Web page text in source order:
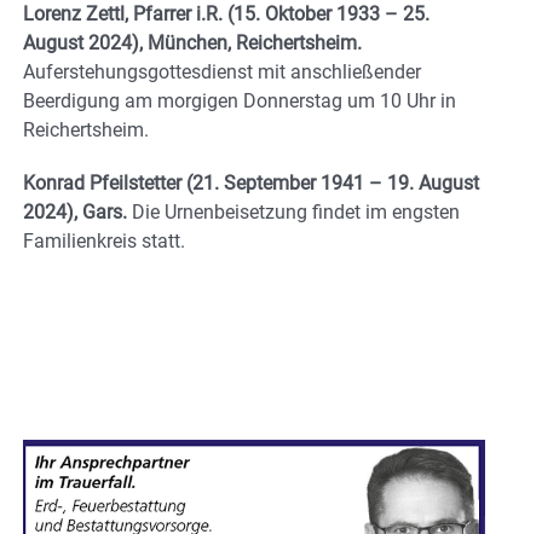
Lorenz Zettl, Pfarrer i.R. (15. Oktober 1933 – 25.
August 2024), München, Reichertsheim.
Auferstehungsgottesdienst mit anschließender
Beerdigung am morgigen Donnerstag um 10 Uhr in
Reichertsheim.
Konrad Pfeilstetter (21. September 1941 – 19. August
2024), Gars. Die Urnenbeisetzung findet im engsten
Familienkreis statt.